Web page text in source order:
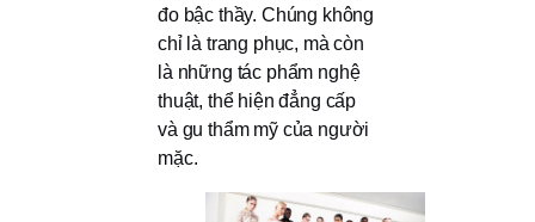
đo bậc thầy. Chúng không
chỉ là trang phục, mà còn
là những tác phẩm nghệ
thuật, thể hiện đẳng cấp
và gu thẩm mỹ của người
mặc.